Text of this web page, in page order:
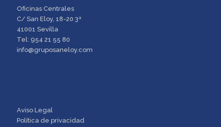
Oficinas Centrales
C/ San Eloy, 18-20 3ª
41001 Sevilla
Tel: 954 21 55 80
info@gruposaneloy.com
Aviso Legal
Política de privacidad